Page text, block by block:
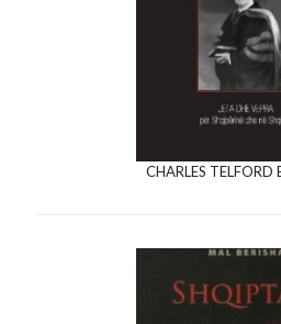
CHARLES TELFORD